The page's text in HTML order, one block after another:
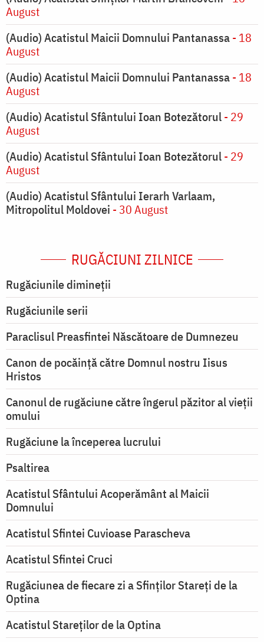
August
(Audio) Acatistul Maicii Domnului Pantanassa- 18
August
(Audio) Acatistul Maicii Domnului Pantanassa- 18
August
(Audio) Acatistul Sfântului Ioan Botezătorul- 29
August
(Audio) Acatistul Sfântului Ioan Botezătorul- 29
August
(Audio) Acatistul Sfântului Ierarh Varlaam,
Mitropolitul Moldovei - 30 August
RUGĂCIUNI ZILNICE
Rugăciunile dimineții
Rugăciunile serii
Paraclisul Preasfintei Născătoare de Dumnezeu
Canon de pocăință către Domnul nostru Iisus
Hristos
Canonul de rugăciune către îngerul păzitor al vieții
omului
Rugăciune la începerea lucrului
Psaltirea
Acatistul Sfântului Acoperământ al Maicii
Domnului
Acatistul Sfintei Cuvioase Parascheva
Acatistul Sfintei Cruci
Rugăciunea de fiecare zi a Sfinților Stareți de la
Optina
Acatistul Stareţilor de la Optina